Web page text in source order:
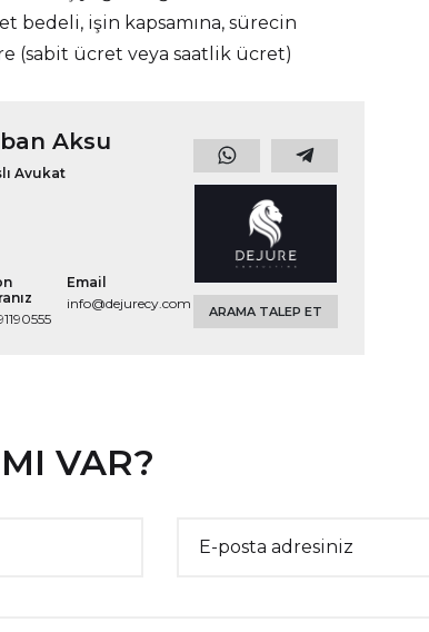
bedeli, işin kapsamına, sürecin
(sabit ücret veya saatlik ücret)
Aksu
Avukat
Email
info@dejurecy.com
ARAMA TALEP ET
VAR?
E-posta adresiniz